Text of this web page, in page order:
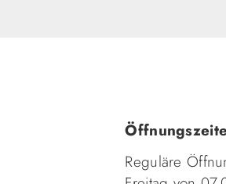
Reguläre